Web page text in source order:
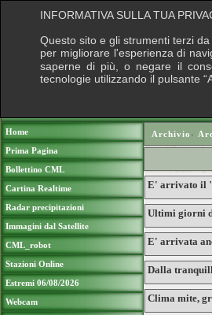
Home
Prima Pagina
Bollettino CML
Cartina Realtime
Radar precipitazioni
Immagini dal Satellite
CML_robot
Stazioni Online
Estremi 06/08/2026
Webcam
Archivio ›
E' arrivato il
Ultimi giorni
E' arrivata
Dalla
Clima mite,
INFORMATIVA SULLA TUA
Questo sito e gli strumenti terzi
per migliorare l'esperienza di
saperne di più, o negare il
tecnologie utilizzando il pulsante